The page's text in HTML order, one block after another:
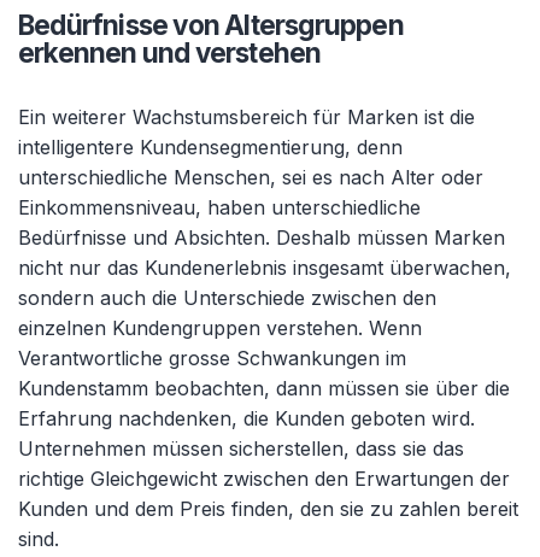
Bedürfnisse von Altersgruppen
erkennen und verstehen
Ein weiterer Wachstumsbereich für Marken ist die
intelligentere Kundensegmentierung, denn
unterschiedliche Menschen, sei es nach Alter oder
Einkommensniveau, haben unterschiedliche
Bedürfnisse und Absichten. Deshalb müssen Marken
nicht nur das Kundenerlebnis insgesamt überwachen,
sondern auch die Unterschiede zwischen den
einzelnen Kundengruppen verstehen. Wenn
Verantwortliche grosse Schwankungen im
Kundenstamm beobachten, dann müssen sie über die
Erfahrung nachdenken, die Kunden geboten wird.
Unternehmen müssen sicherstellen, dass sie das
richtige Gleichgewicht zwischen den Erwartungen der
Kunden und dem Preis finden, den sie zu zahlen bereit
sind.